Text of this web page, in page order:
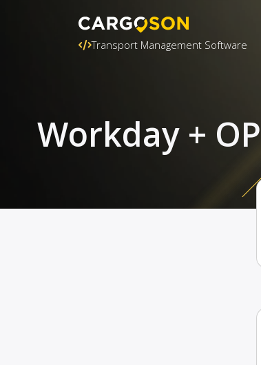
Transport Management Software
Workday +